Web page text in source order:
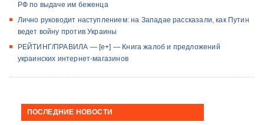
РФ по выдаче им беженца
Лично руководит наступлением: на Западае рассказали, как Путин
ведет войну против Украины
РЕЙТИНГ/ПРАВИЛА — [e+] — Книга жалоб и предложений
украинских интернет-магазинов
ПОСЛЕДНИЕ НОВОСТИ